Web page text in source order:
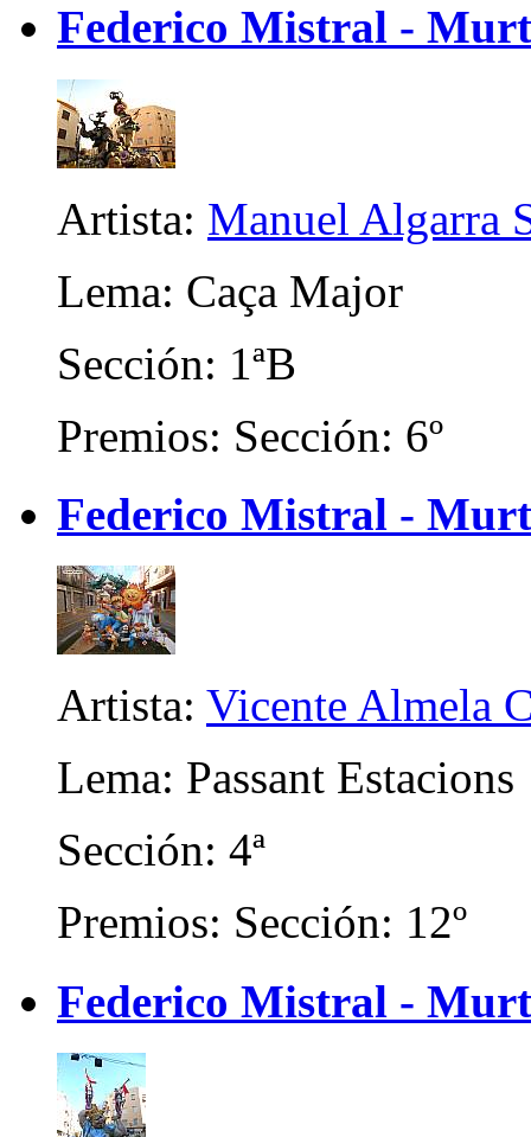
Federico Mistral -
Artista: Manuel Algarra
Lema: Caça Major
Sección: 1ªB
Premios: Sección: 6º
Federico Mistral -
Artista: Vicente Almela
Lema: Passant Estacions
Sección: 4ª
Premios: Sección: 12º
Federico Mistral -